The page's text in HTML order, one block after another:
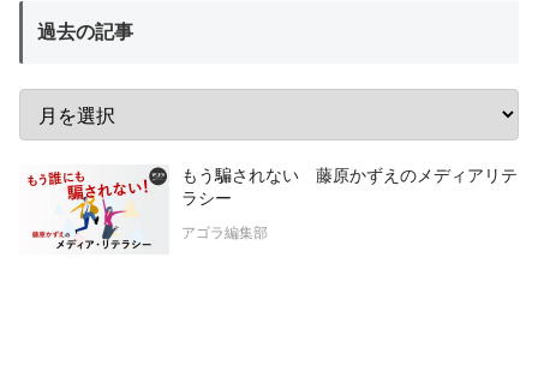
過去の記事
もう騙されない 藤原かずえのメディアリテ
ラシー
アゴラ編集部